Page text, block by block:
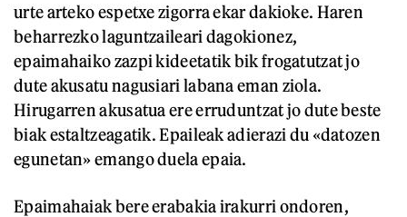
urte arteko espetxe zigorra ekar dakioke. Haren
beharrezko laguntzaileari dagokionez,
epaimahaiko zazpi kideetatik bik frogatutzat jo
dute akusatu nagusiari labana eman ziola.
Hirugarren akusatua ere erruduntzat jo dute beste
biak estaltzeagatik. Epaileak adierazi du «datozen
egunetan» emango duela epaia.
Epaimahaiak bere erabakia irakurri ondoren,